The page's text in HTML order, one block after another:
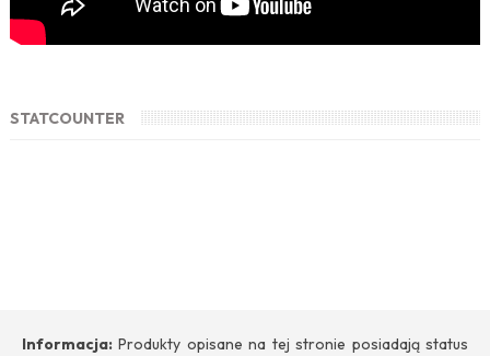
STATCOUNTER
Informacja: Produkty opisane na tej stronie posiadają status